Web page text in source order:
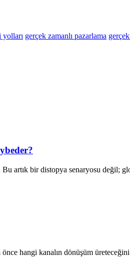
yolları gerçek zamanlı pazarlama
artık bir distopya senaryosu
hangi kanalın dönüşüm